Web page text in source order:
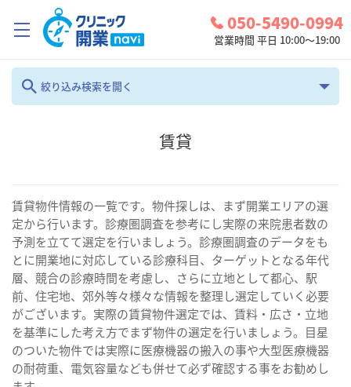
050-5490-0994
営業時間 平日 10:00～19:00
絞り込み検索を開く
賃貸 全て
診療科
全て 検索
賃貸
賃貸物件情報の一覧です。物件探しは、まず開業エリアの選
定から行います。診療圏調査を参考にし実際の来院患者数の
予測を立てて選定を行いましょう。診療圏調査のデータをも
とに開業地に対応している診療科目、ターゲットとなる年代
層、競合の診療時間を考慮し、さらに立地として都心、駅
前、住宅地、郊外等々様々な情報を整理し選定していく必要
がございます。実際の賃貸物件選定では、賃料・広さ・立地
を基準にした考え方でまず物件の選定を行いましょう。目星
のついた物件では実際に医療機器の搬入の事や大型医療機器
の耐荷重、電気容量なども併せて必ず確認する事をお勧めし
クリニック開業ナビとは？
検討中リスト
ログイン